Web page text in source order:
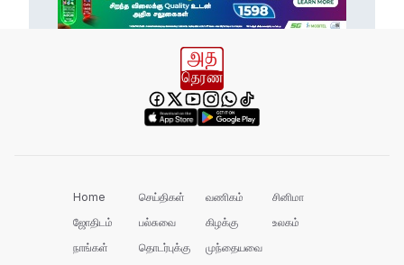
இது அதனுடன் சம்பந்தப்பட்ட கேள்விதான்
பல மாணவர்களின் எதிர்காலம்
நாசமாகிறது!
தீண்டாமையாகும்!
தமிழர் பகுதிகளில் ஏன் இவ்வாறு
Home செய்திகள் வணிகம்
சினிமா
ஜோதிடம்
பல்சுவை கிழக்கு
உலகம்
நாங்கள்
தொடர்புக்கு முந்தையவை